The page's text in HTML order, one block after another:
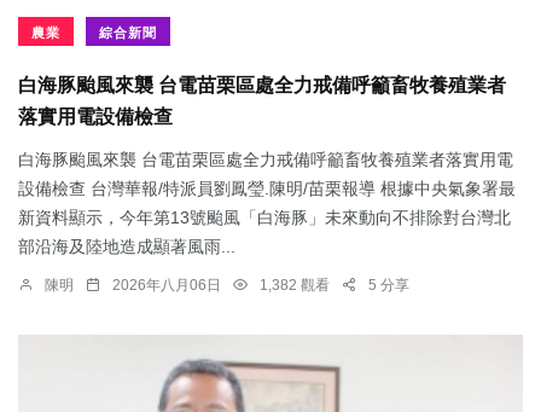
農業 綜合新聞
白海豚颱風來襲 台電苗栗區處全力戒備呼籲畜牧養殖業者
落實用電設備檢查
白海豚颱風來襲 台電苗栗區處全力戒備呼籲畜牧養殖業者落實用電
設備檢查 台灣華報/特派員劉鳳瑩.陳明/苗栗報導 根據中央氣象署最
新資料顯示，今年第13號颱風「白海豚」未來動向不排除對台灣北
部沿海及陸地造成顯著風雨...
陳明 2026年八月06日 1,382 觀看 5 分享